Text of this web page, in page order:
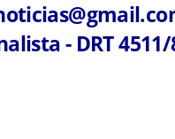
- DRT 4511/